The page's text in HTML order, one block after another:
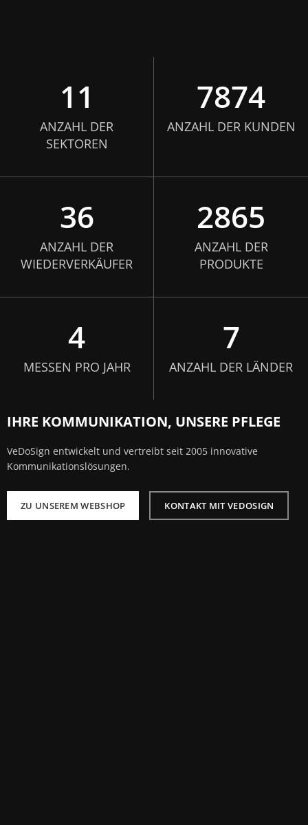
11
ANZAHL DER
SEKTOREN
7874
ANZAHL DER KUNDEN
36
ANZAHL DER
WIEDERVERKÄUFER
2865
ANZAHL DER
PRODUKTE
4
MESSEN PRO JAHR
7
ANZAHL DER LÄNDER
IHRE KOMMUNIKATION, UNSERE PFLEGE
VeDoSign entwickelt und vertreibt seit 2005 innovative
Kommunikationslösungen.
ZU UNSEREM WEBSHOP KONTAKT MIT VEDOSIGN